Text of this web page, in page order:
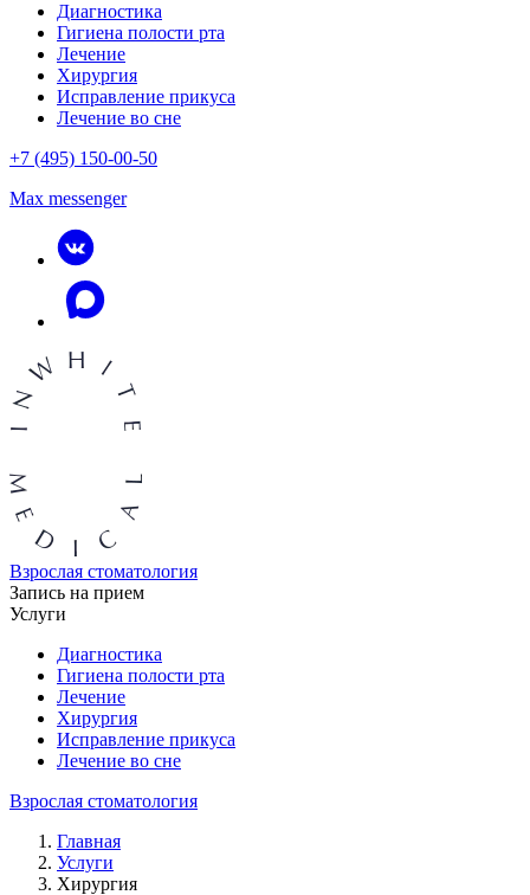
Диагностика
Гигиена полости рта
Лечение
Хирургия
Исправление прикуса
Лечение во сне
+7 (495) 150-00-50
Max messenger
Взрослая стоматология
Запись на прием
Услуги
Диагностика
Гигиена полости рта
Лечение
Хирургия
Исправление прикуса
Лечение во сне
Взрослая стоматология
Главная
Услуги
Хирургия